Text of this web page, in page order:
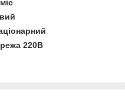
220В